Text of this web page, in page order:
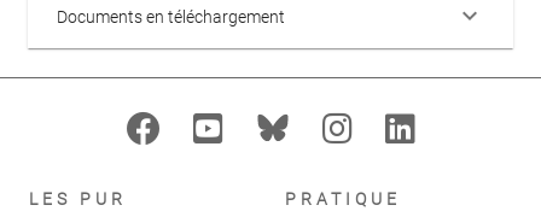
Documents en téléchargement keyboard_arrow_down
LES PUR PRATIQUE